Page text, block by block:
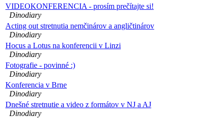
VIDEOKONFERENCIA - prosím prečítajte si!
Dinodiary
Acting out stretnutia nemčinárov a angličtinárov
Dinodiary
Hocus a Lotus na konferencii v Linzi
Dinodiary
Fotografie - povinné :)
Dinodiary
Konferencia v Brne
Dinodiary
Dnešné stretnutie a video z formátov v NJ a AJ
Dinodiary